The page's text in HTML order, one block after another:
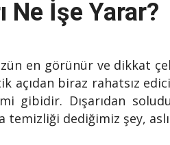
Ne İşe Yarar?
en görünür ve dikkat
açıdan biraz rahatsız
gibidir. Dışarıdan
temizliği dediğimiz şey,